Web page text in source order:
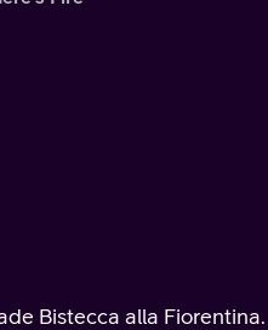
Bistecca alla Fiorentina.